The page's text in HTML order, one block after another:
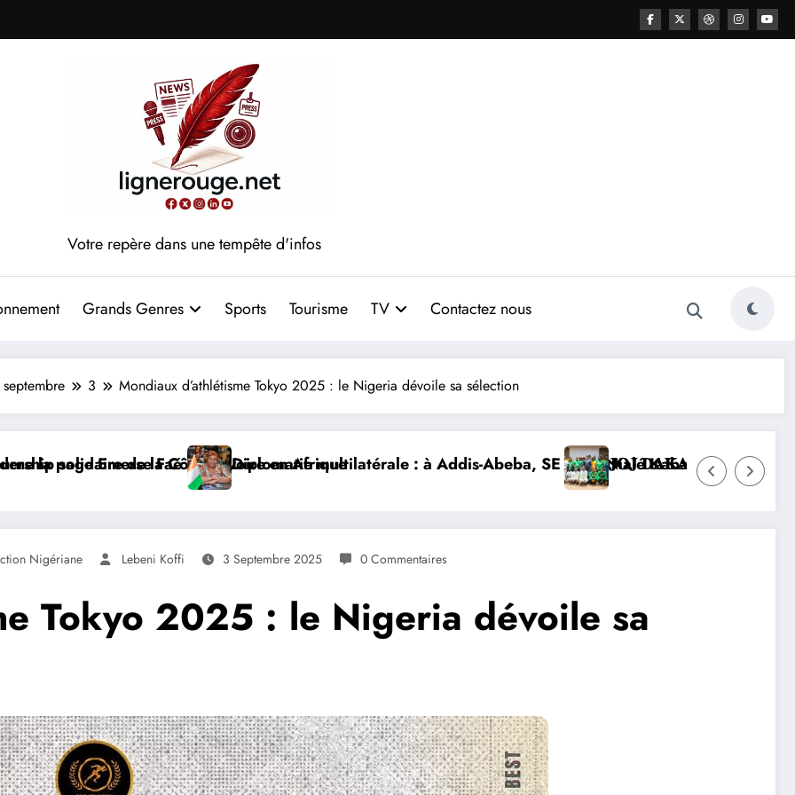
Votre repère dans une tempête d'infos
Grands Genres Sports Tourisme TV Contactez nous
septembre 3 Mondiaux d’athlétisme Tokyo 2025 : le Nigeria dévoile sa sélection
Abeba, SE Mme Nialé Kaba porte la voix de la Côte d’Ivoire et lance la construction de la nouvelle
𝐉𝐎𝐉 𝐃𝐀𝐊𝐀𝐑 𝟐𝟎𝟐𝟔 : 𝐋𝐄𝐒 𝐀𝐓𝐇𝐋È𝐓𝐄𝐒 𝐈𝐕𝐎𝐈𝐑𝐈𝐄𝐍𝐒 𝐒’𝐈𝐌𝐏𝐑È𝐆𝐍𝐄𝐍𝐓 𝐃𝐄𝐒 𝐕𝐀𝐋𝐄𝐔𝐑𝐒 𝐃𝐄
DIPLOMATIE NUMÉRIQUE : LA
Nigériane Lebeni Koffi 3 Septembre 2025 0 Commentaires
Tokyo 2025 : le Nigeria dévoile sa